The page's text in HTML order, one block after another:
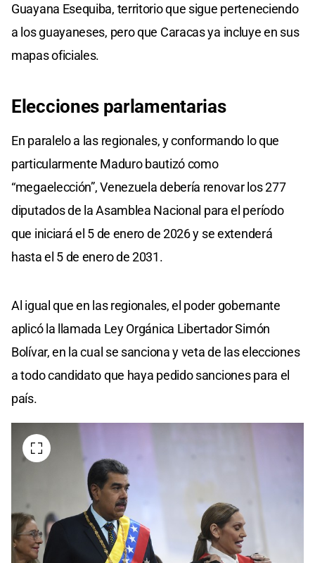
Guayana Esequiba, territorio que sigue perteneciendo
a los guayaneses, pero que Caracas ya incluye en sus
mapas oficiales.
Elecciones parlamentarias
En paralelo a las regionales, y conformando lo que
particularmente Maduro bautizó como
“megaelección”, Venezuela debería renovar los 277
diputados de la Asamblea Nacional para el período
que iniciará el 5 de enero de 2026 y se extenderá
hasta el 5 de enero de 2031.
Al igual que en las regionales, el poder gobernante
aplicó la llamada Ley Orgánica Libertador Simón
Bolívar, en la cual se sanciona y veta de las elecciones
a todo candidato que haya pedido sanciones para el
país.